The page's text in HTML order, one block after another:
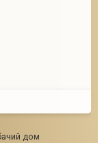
дом